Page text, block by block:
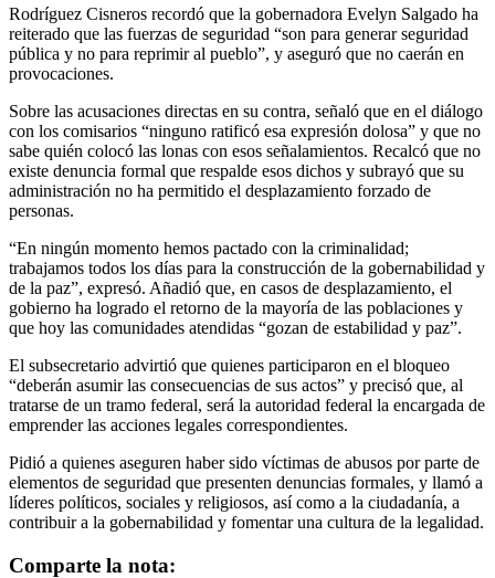
Rodríguez Cisneros recordó que la gobernadora Evelyn Salgado ha
reiterado que las fuerzas de seguridad “son para generar seguridad
pública y no para reprimir al pueblo”, y aseguró que no caerán en
provocaciones.
Sobre las acusaciones directas en su contra, señaló que en el diálogo
con los comisarios “ninguno ratificó esa expresión dolosa” y que no
sabe quién colocó las lonas con esos señalamientos. Recalcó que no
existe denuncia formal que respalde esos dichos y subrayó que su
administración no ha permitido el desplazamiento forzado de
personas.
“En ningún momento hemos pactado con la criminalidad;
trabajamos todos los días para la construcción de la gobernabilidad y
de la paz”, expresó. Añadió que, en casos de desplazamiento, el
gobierno ha logrado el retorno de la mayoría de las poblaciones y
que hoy las comunidades atendidas “gozan de estabilidad y paz”.
El subsecretario advirtió que quienes participaron en el bloqueo
“deberán asumir las consecuencias de sus actos” y precisó que, al
tratarse de un tramo federal, será la autoridad federal la encargada de
emprender las acciones legales correspondientes.
Pidió a quienes aseguren haber sido víctimas de abusos por parte de
elementos de seguridad que presenten denuncias formales, y llamó a
líderes políticos, sociales y religiosos, así como a la ciudadanía, a
contribuir a la gobernabilidad y fomentar una cultura de la legalidad.
Comparte la nota: